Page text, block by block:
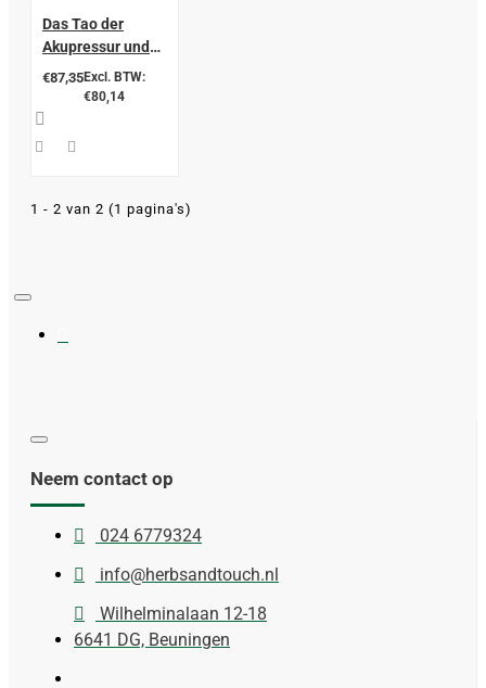
Das Tao der
Akupressur und
Akupunktur
€87,35Excl. BTW:
€80,14
1 - 2 van 2 (1 pagina's)
Neem contact op
024 6779324
info@herbsandtouch.nl
Wilhelminalaan 12-18
6641 DG, Beuningen